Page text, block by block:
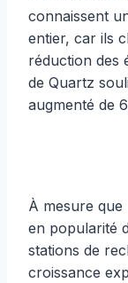
connaissent
entier, car ils
réduction des
de Quartz
augmenté de
À mesure que
en popularité
stations de
croissance